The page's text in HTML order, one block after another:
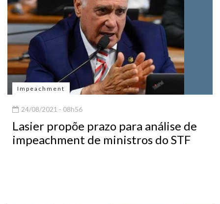
Impeachment
24/08/2021 - 08h56
Lasier propõe prazo para análise de
impeachment de ministros do STF